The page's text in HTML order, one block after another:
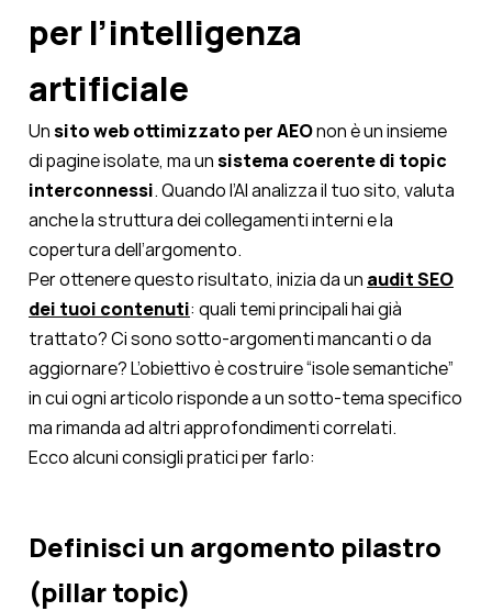
per l’intelligenza
artificiale
Unsito web ottimizzato per AEOnon è un insieme
di pagine isolate, ma unsistema coerente di topic
interconnessi. Quando l’AI analizza il tuo sito, valuta
anche la struttura dei collegamenti interni e la
copertura dell’argomento.
Per ottenere questo risultato, inizia da un audit SEO
dei tuoi contenuti: quali temi principali hai già
trattato? Ci sono sotto-argomenti mancanti o da
aggiornare? L’obiettivo è costruire “isole semantiche”
in cui ogni articolo risponde a un sotto-tema specifico
ma rimanda ad altri approfondimenti correlati.
Ecco alcuni consigli pratici per farlo:
Definisci un argomento pilastro
(pillar topic)